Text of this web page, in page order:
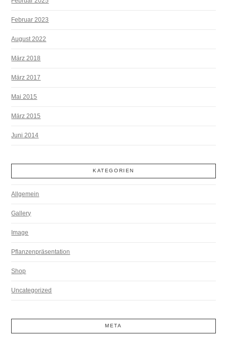
Februar 2023
August 2022
März 2018
März 2017
Mai 2015
März 2015
Juni 2014
KATEGORIEN
Allgemein
Gallery
Image
Pflanzenpräsentation
Shop
Uncategorized
META